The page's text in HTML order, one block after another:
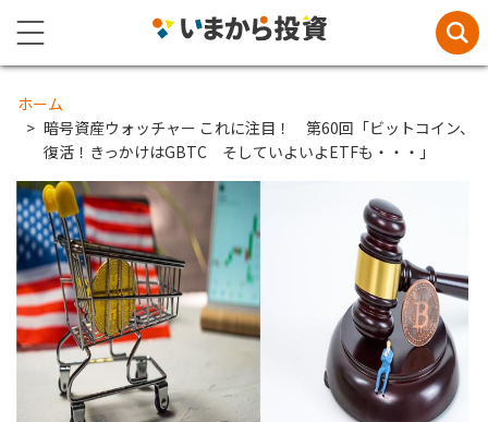
ホーム
暗号資産ウォッチャー これに注目！ 第60回「ビットコイン、
復活！きっかけはGBTC そしていよいよETFも・・・」